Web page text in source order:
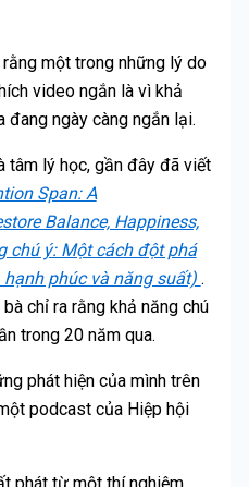
một trong những lý do
video ngắn là vì khả
đang ngày càng ngắn lại.
tâm lý học, gần đây đã viết
Span: A
Balance, Happiness,
chú ý: Một cách đột phá
phúc và năng suất) .
chỉ ra rằng khả năng chú
trong 20 năm qua.
phát hiện của mình trên
podcast của Hiệp hội
phát từ một thí nghiệm